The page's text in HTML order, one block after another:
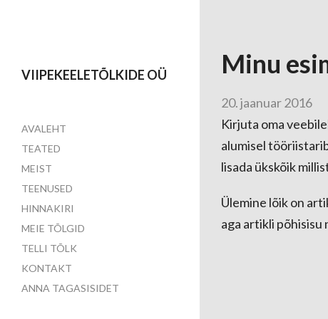
VIIPEKEELETÕLKIDE OÜ
AVALEHT
TEATED
MEIST
TEENUSED
HINNAKIRI
MEIE TÕLGID
TELLI TÕLK
KONTAKT
ANNA TAGASISIDET
Minu
20. jaanuar 2016
Kirjuta oma
alumisel
lisada ükskõik
Ülemine lõik on
aga artikli põhisisu